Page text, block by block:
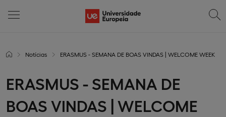
Notícias ERASMUS - SEMANA DE BOAS VINDAS | WELCOME WEEK
ERASMUS - SEMANA DE
BOAS VINDAS | WELCOME